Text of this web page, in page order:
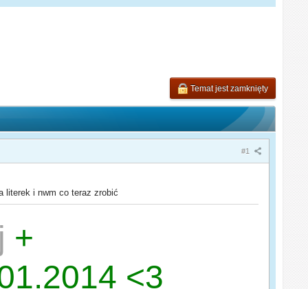
Temat jest zamknięty
#1
literek i nwm co teraz zrobić
+
<3